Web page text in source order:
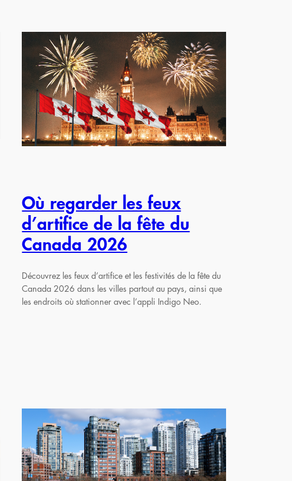
Où regarder les feux
d’artifice de la fête du
Canada 2026
Découvrez les feux d’artifice et les festivités de la fête du
Canada 2026 dans les villes partout au pays, ainsi que
les endroits où stationner avec l’appli Indigo Neo.